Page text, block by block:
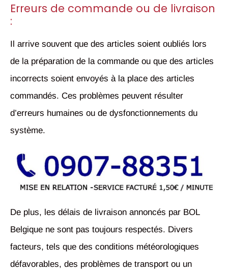
Erreurs de commande ou de livraison
:
Il arrive souvent que des articles soient oubliés lors
de la préparation de la commande ou que des articles
incorrects soient envoyés à la place des articles
commandés. Ces problèmes peuvent résulter
d’erreurs humaines ou de dysfonctionnements du
système.
De plus, les délais de livraison annoncés par BOL
Belgique ne sont pas toujours respectés. Divers
facteurs, tels que des conditions météorologiques
défavorables, des problèmes de transport ou un